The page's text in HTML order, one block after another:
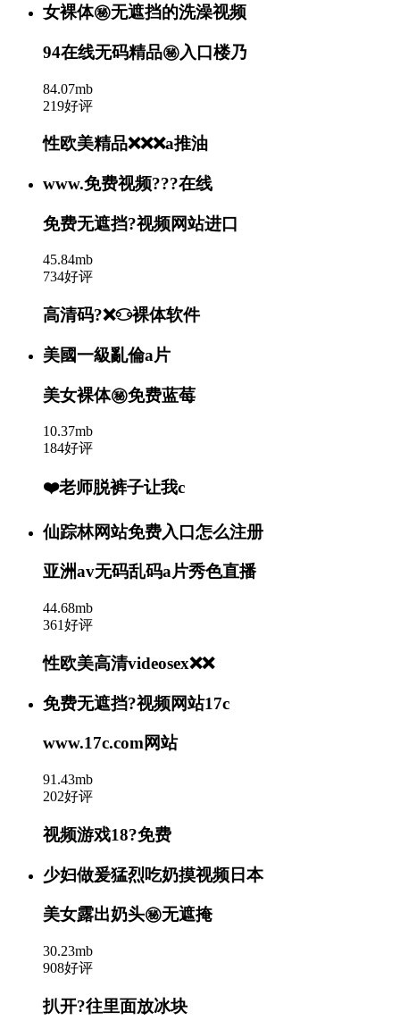
女裸体㊙️无遮挡的洗澡视频
94在线无码精品㊙️入口楼乃
84.07mb
219好评
性欧美精品❌❌❌a推油
www.免费视频???在线
免费无遮挡?视频网站进口
45.84mb
734好评
高清码?❌♋裸体软件
美國一級亂倫a片
美女裸体㊙️免费蓝莓
10.37mb
184好评
❤️老师脱裤子让我c
仙踪林网站免费入口怎么注册
亚洲av无码乱码a片秀色直播
44.68mb
361好评
性欧美高清videosex❌❌
免费无遮挡?视频网站17c
www.17c.com网站
91.43mb
202好评
视频游戏18?免费
少妇做爰猛烈吃奶摸视频日本
美女露出奶头㊙️无遮掩
30.23mb
908好评
扒开?往里面放冰块